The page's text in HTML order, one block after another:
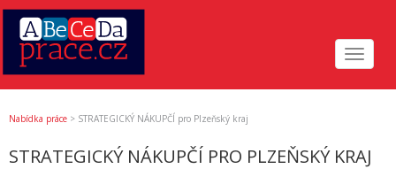
Toggle
Nabídka práce > STRATEGICKÝ NÁKUPČÍ pro Plzeňský kraj
STRATEGICKÝ NÁKUPČÍ PRO PLZEŇSKÝ KRAJ